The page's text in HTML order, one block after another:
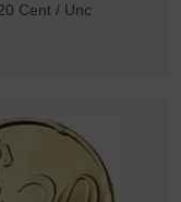
Cent / Unc